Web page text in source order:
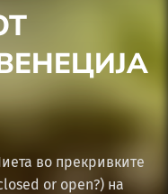
во прекривките
or open?) на